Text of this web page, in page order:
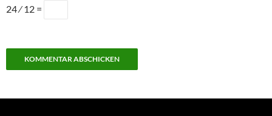
24 ⁄ 12 =